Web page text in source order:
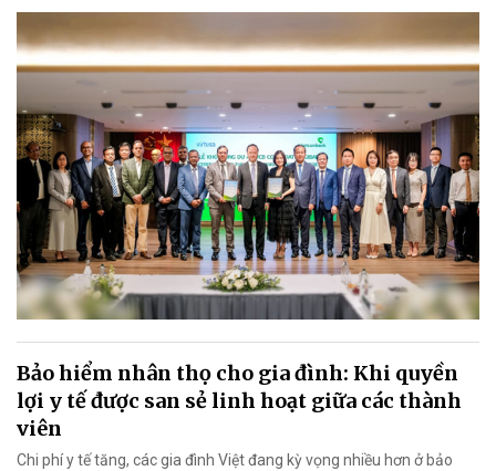
Bảo hiểm nhân thọ cho gia đình: Khi quyền
lợi y tế được san sẻ linh hoạt giữa các thành
viên
Chi phí y tế tăng, các gia đình Việt đang kỳ vọng nhiều hơn ở bảo